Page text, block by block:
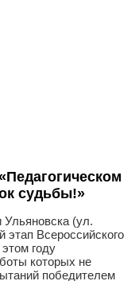
судьбы!»
Ульяновска (ул.
этап Всероссийского
году
которых не
победителем